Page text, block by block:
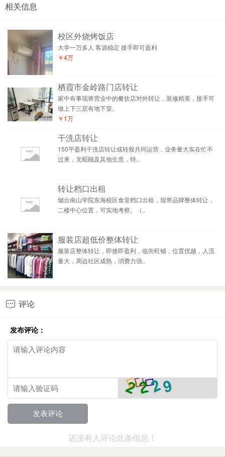
相关信息
校区外烧烤饭店
大学一万多人 客源稳定 接手即可盈利
￥4万
栖霞市金岭路门店转让
家中有事现将营业中的餐饮店对外转让，装修精美，接手可
做上下三层有地下室。
￥1万
干洗店转让
150平盈利干洗店转让或转股共同运营，业务量大实在忙不
过来，无暇顾及其他生意，特..
转让档口出租
烟台南山学院东海校区食堂档口出租，现带品牌整体转让，
二楼中心位置，可实地考察。（..
服装店超低价整体转让
服装店整体转让，即接即盈利，临街旺铺，位置优越，人流
量大，周边社区成熟，消费力强..
 评论
发布评论：
还没有人评论此条信息！